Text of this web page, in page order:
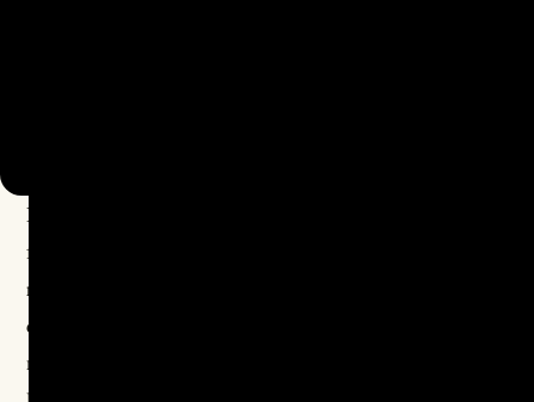
Robin DiAngelo (née en 1956)
formatrice américaine spécialisée dans l’étude des
rapports sociaux de race. Professeure et consultante en
diversité, elle travaille depuis plusieurs décennies sur la
manière dont les sociétés occidentales - et en particulier